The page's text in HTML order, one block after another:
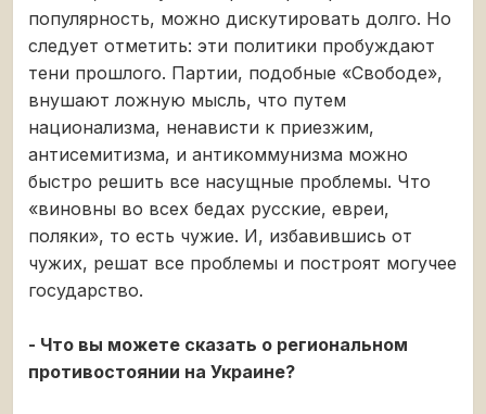
популярность, можно дискутировать долго. Но
следует отметить: эти политики пробуждают
тени прошлого. Партии, подобные «Свободе»,
внушают ложную мысль, что путем
национализма, ненависти к приезжим,
антисемитизма, и антикоммунизма можно
быстро решить все насущные проблемы. Что
«виновны во всех бедах русские, евреи,
поляки», то есть чужие. И, избавившись от
чужих, решат все проблемы и построят могучее
государство.
- Что вы можете сказать о региональном
противостоянии на Украине?